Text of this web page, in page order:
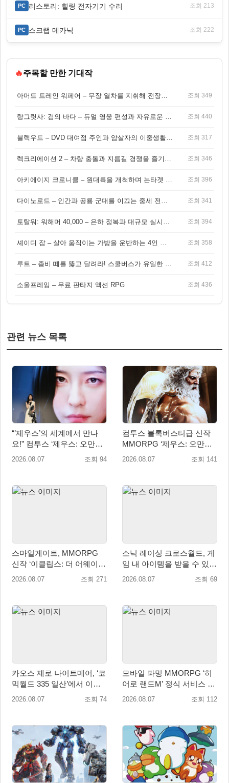
PC 리스토리: 힐링 전자기기 수리 조회 213
PC 스크랩 메카닉 조회 222
🔥주목할 만한 기대작
조회 349
조회 440
조회 317
조회 346
조회 396
조회 341
조회 394
조회 358
조회 412
소울프레임 – 무료 판타지 액션 RPG 조회 436
관련 뉴스 목록
“’제우스’의 세계에서 만나
요!” 컴투스 ‘제우스: 오만의
신’ 쇼케이스 찾은 배우 박지
2026.08.07 조회 94
컴투스 블록버스터급 신작
MMORPG ‘제우스: 오만의
신’, 8월 26일 출시!
2026.08.07 조회 141
스마일게이트, MMORPG
신작 ‘이클립스: 더 어웨이크
닝’ 9월 10일 론칭!
2026.08.07 조회 271
소닉 레이싱 크로스월드, 게
임 내 아이템을 받을 수 있는
‘레전드 대회 라운드 7’ 개최!
2026.08.07 조회 69
카오스 제로 나이트메어, ‘코
믹월드 335 일산’에서 이용
자 소통 예고
2026.08.07 조회 74
모바일 파밍 MMORPG ‘히
어로 랜드M’ 정식 서비스 돌
입
2026.08.07 조회 112